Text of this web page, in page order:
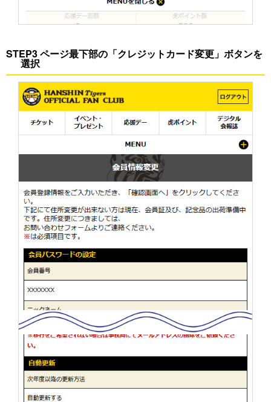
STEP3 ページ最下部の「クレジットカード変更」ボタンを
選択